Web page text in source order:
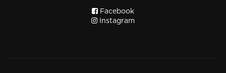
Facebook
Instagram